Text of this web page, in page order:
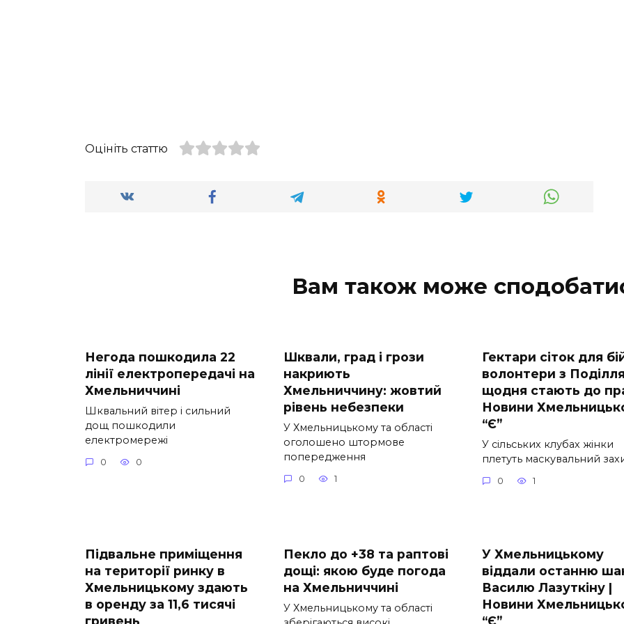
Оцініть статтю
Вам також може
Негода пошкодила 22
лінії електропередачі на
Хмельниччині
Шквальний вітер і сильний
дощ пошкодили
електромережі
0 0
Шквали, град і грози
накриють
Хмельниччину: жовтий
рівень небезпеки
У Хмельницькому та області
оголошено штормове
попередження
0 1
Гектари сіток для
волонтери з
щодня стають до
Новини
“Є”
У сільських клубах жінки
плетуть маскувальний
0 1
Підвальне приміщення
на території ринку в
Хмельницькому здають
в оренду за 11,6 тисячі
гривень
Пекло до +38 та раптові
дощі: якою буде погода
на Хмельниччині
У Хмельницькому та області
У Хмельницькому
віддали останню
Василю Лазуткіну |
Новини
“Є”